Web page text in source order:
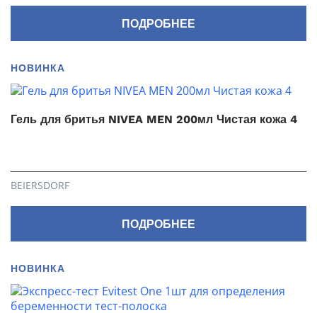
ПОДРОБНЕЕ
НОВИНКА
Гель для бритья NIVEA MEN 200мл Чистая кожа 4
BEIERSDORF
ПОДРОБНЕЕ
НОВИНКА